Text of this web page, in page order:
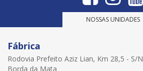
NOSSAS UNIDADES
Fábrica
Rodovia Prefeito Aziz Lian, Km 28,5 - S/N
Borda da Mata